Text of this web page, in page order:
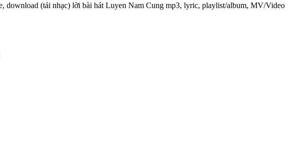
download (tải nhạc) lời bài hát Luyen Nam Cung mp3, lyric, playlist/album, MV/Video